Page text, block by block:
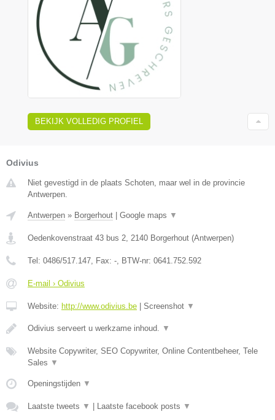
BEKIJK VOLLEDIG PROFIEL
Odivius
Niet gevestigd in de plaats Schoten, maar wel in de provincie
Antwerpen.
Antwerpen » Borgerhout | Google maps ▼
Oedenkovenstraat 43 bus 2 2140 Borgerhout (Antwerpen)
Tel: 0486/517.147 , Fax: - , BTW-nr: 0641.752.592
E-mail › Odivius
Website: http://www.odivius.be | Screenshot ▼
Odivius serveert u werkzame inhoud. ▼
Website Copywriter, SEO Copywriter, Online Contentbeheer, Tele
Sales ▼
Openingstijden ▼
Laatste tweets ▼ | Laatste facebook posts ▼